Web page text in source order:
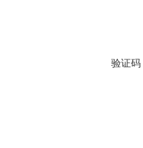
验证码